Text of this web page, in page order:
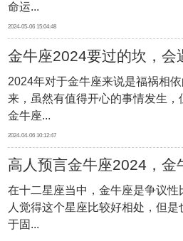
命运...
2024-05-06 15:04:48
金牛座2024要过的坎，会
2024年对于金牛座来说是福祸相
来，虽然有值得开心的事情发生，
金牛座...
2024-04-06 10:12:47
高人预言金牛座2024，金
何
在十二星座当中，金牛座是争议
人觉得这个星座比较好相处，但
于固...